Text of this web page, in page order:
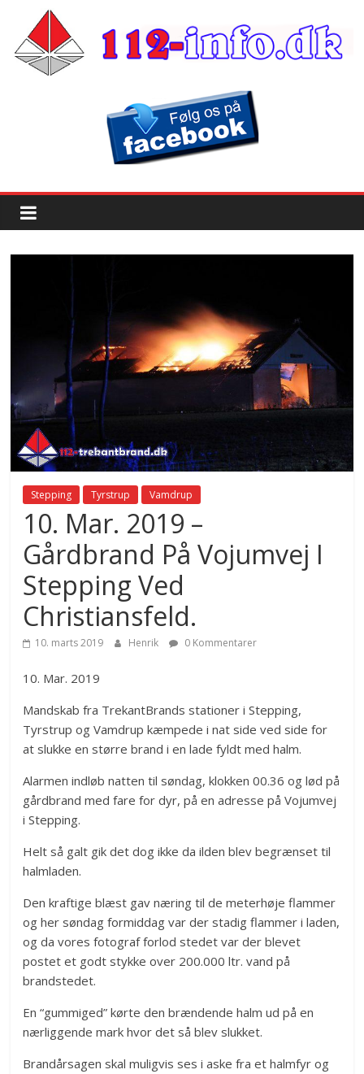
Stepping Tyrstrup Vamdrup
10. Mar. 2019 –
Gårdbrand På Vojumvej I
Stepping Ved
Christiansfeld.
10. marts 2019 Henrik 0 Kommentarer
10. Mar. 2019
Mandskab fra TrekantBrands stationer i Stepping,
Tyrstrup og Vamdrup kæmpede i nat side ved side for
at slukke en større brand i en lade fyldt med halm.
Alarmen indløb natten til søndag, klokken 00.36 og lød på
gårdbrand med fare for dyr, på en adresse på Vojumvej
i Stepping.
Helt så galt gik det dog ikke da ilden blev begrænset til
halmladen.
Den kraftige blæst gav næring til de meterhøje flammer
og her søndag formiddag var der stadig flammer i laden,
og da vores fotograf forlod stedet var der blevet
postet et godt stykke over 200.000 ltr. vand på
brandstedet.
En “gummiged” kørte den brændende halm ud på en
nærliggende mark hvor det så blev slukket.
Brandårsagen skal muligvis ses i aske fra et halmfyr og